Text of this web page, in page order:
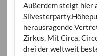
Außerdem steigt hier
herausragende
Zirkus. Mit Circa,
drei der weltweit